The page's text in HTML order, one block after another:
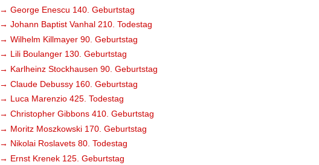
→ George Enescu 140. Geburtstag
→ Johann Baptist Vanhal 210. Todestag
→ Wilhelm Killmayer 90. Geburtstag
→ Lili Boulanger 130. Geburtstag
→ Karlheinz Stockhausen 90. Geburtstag
→ Claude Debussy 160. Geburtstag
→ Luca Marenzio 425. Todestag
→ Christopher Gibbons 410. Geburtstag
→ Moritz Moszkowski 170. Geburtstag
→ Nikolai Roslavets 80. Todestag
→ Ernst Krenek 125. Geburtstag